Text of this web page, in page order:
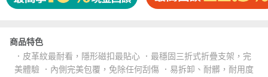
商品特色
．皮革紋最耐看，隱形磁扣最貼心 ．最穩固三折式折疊支架，完
美體驗 ．內側完美包覆，免除任何刮傷 ．易拆卸、耐髒，耐用度